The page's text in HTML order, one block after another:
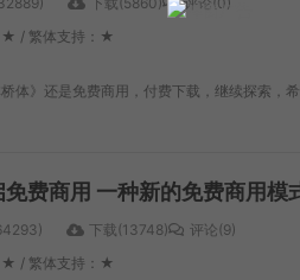
/ 繁体支持：★
体》还是免费商用，付费下载，继续探索，
费商用 一种新的免费商用模
下载(13748) 评论(9)
/ 繁体支持：★